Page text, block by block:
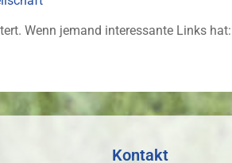
Wenn jemand interessante Links hat:
Kontakt